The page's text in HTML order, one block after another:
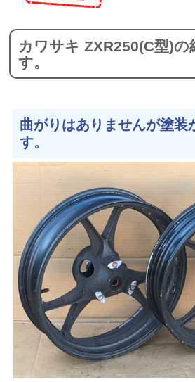
カワサキ ZXR250(C型)
す。
曲がりはありませんが塗装
す。